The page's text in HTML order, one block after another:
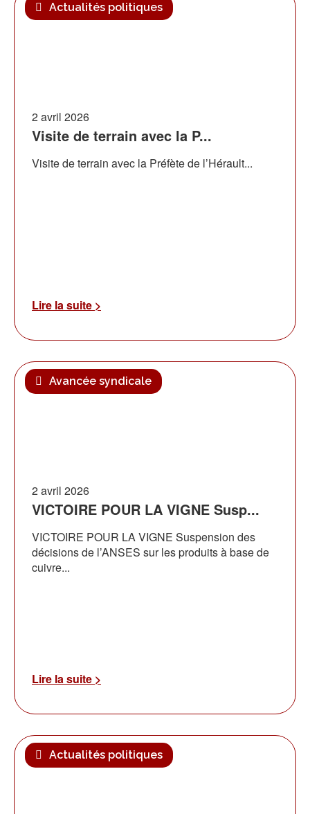
Actualités politiques
2 avril 2026
Visite de terrain avec la P...
Visite de terrain avec la Préfète de l’Hérault...
Lire la suite >
Avancée syndicale
2 avril 2026
VICTOIRE POUR LA VIGNE Susp...
VICTOIRE POUR LA VIGNE Suspension des
décisions de l’ANSES sur les produits à base de
cuivre...
Lire la suite >
Actualités politiques